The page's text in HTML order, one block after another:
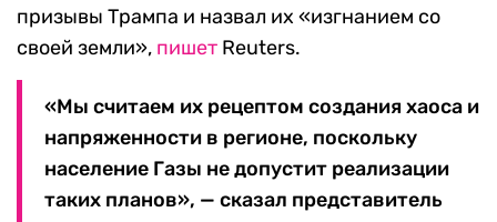
призывы Трампа и назвал их «изгнанием со
своей земли», пишет Reuters.
«Мы считаем их рецептом создания хаоса и
напряженности в регионе, поскольку
население Газы не допустит реализации
таких планов», — сказал представитель